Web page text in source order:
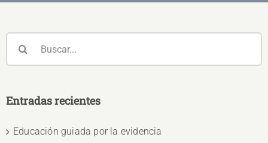
Entradas recientes
Educación guiada por la evidencia